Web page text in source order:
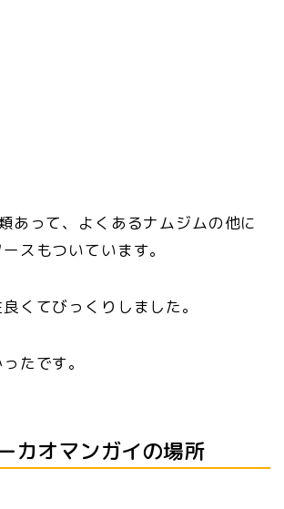
あって、よくあるナムジムの他に
スもついています。
くてびっくりしました。
たです。
カオマンガイの場所